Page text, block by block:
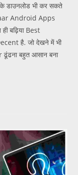
डाउनलोड भी कर सकते
Android Apps
बढ़िया Best
है. जो देखने में भी
बहुत आसान बना